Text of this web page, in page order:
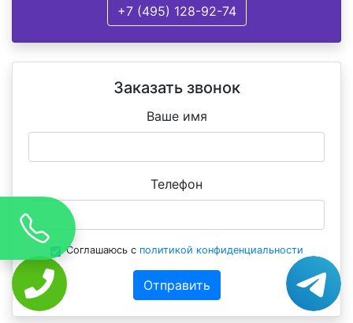
+7 (495) 128-92-74
Заказать звонок
Ваше имя
Телефон
Соглашаюсь с политикой конфиденциальности
Отправить